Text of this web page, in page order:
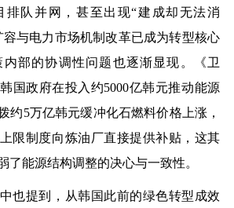
排队并网，甚至出现“建成却无法消
容与电力市场机制改革已成为转型核心
部的协调性问题也逐渐显现。《卫
国政府在投入约5000亿韩元推动能源
约5万亿韩元缓冲化石燃料价格上涨，
限制度向炼油厂直接提供补贴，这其
了能源结构调整的决心与一致性。
提到，从韩国此前的绿色转型成效